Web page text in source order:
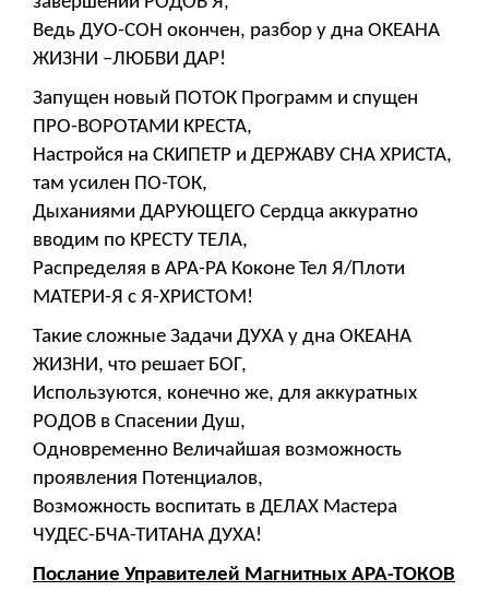
Ведь ДУО-СОН окончен, разбор у дна ОКЕАНА
ЖИЗНИ –ЛЮБВИ ДАР!
Запущен новый ПОТОК Программ и спущен
ПРО-ВОРОТАМИ КРЕСТА,
Настройся на СКИПЕТР и ДЕРЖАВУ СНА ХРИСТА,
там усилен ПО-ТОК,
Дыханиями ДАРУЮЩЕГО Сердца аккуратно
вводим по КРЕСТУ ТЕЛА,
Распределяя в АРА-РА Коконе Тел Я/Плоти
МАТЕРИ-Я с Я-ХРИСТОМ!
Такие сложные Задачи ДУХА у дна ОКЕАНА
ЖИЗНИ, что решает БОГ,
Используются, конечно же, для аккуратных
РОДОВ в Спасении Душ,
Одновременно Величайшая возможность
проявления Потенциалов,
Возможность воспитать в ДЕЛАХ Мастера
ЧУДЕС-БЧА-ТИТАНА ДУХА!
Послание Управителей Магнитных АРА-ТОКОВ